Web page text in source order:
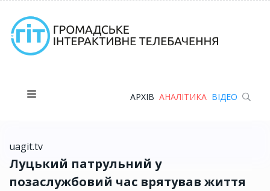
АРХІВ АНАЛІТИКА ВІДЕО
uagit.tv
Луцький патрульний у
позаслужбовий час врятував життя